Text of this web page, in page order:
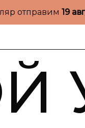
отправим 19